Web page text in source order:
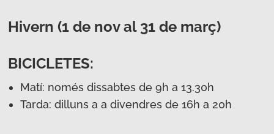
Hivern (1 de nov al 31 de març)
BICICLETES:
Matí: només dissabtes de 9h a 13.30h
Tarda: dilluns a a divendres de 16h a 20h